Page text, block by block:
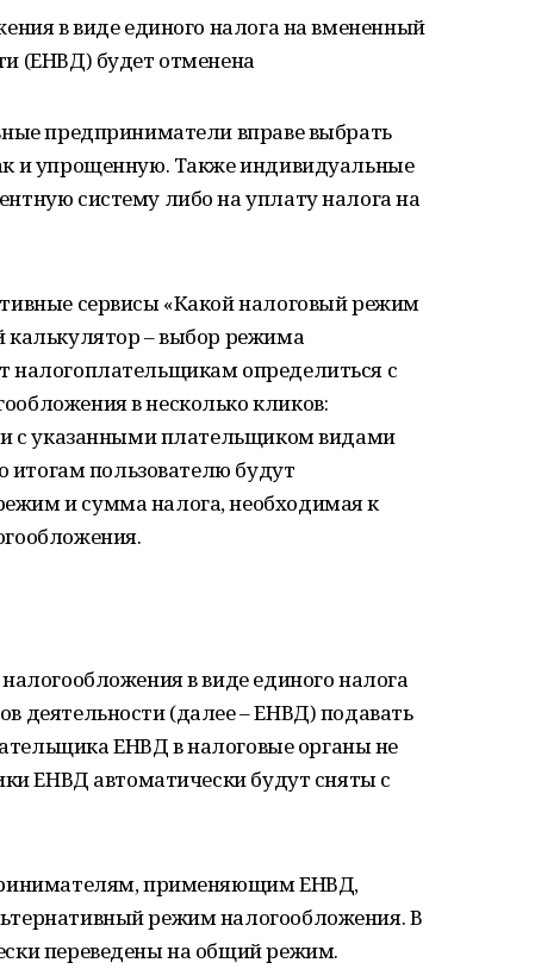
в виде единого налога на вмененный
(ЕНВД) будет отменена
предприниматели вправе выбрать
и упрощенную. Также индивидуальные
систему либо на уплату налога на
сервисы «Какой налоговый режим
калькулятор – выбор режима
налогоплательщикам определиться с
в несколько кликов:
с указанными плательщиком видами
итогам пользователю будут
и сумма налога, необходимая к
в виде единого налога
деятельности (далее – ЕНВД) подавать
ЕНВД в налоговые органы не
ЕНВД автоматически будут сняты с
применяющим ЕНВД,
режим налогообложения. В
переведены на общий режим.